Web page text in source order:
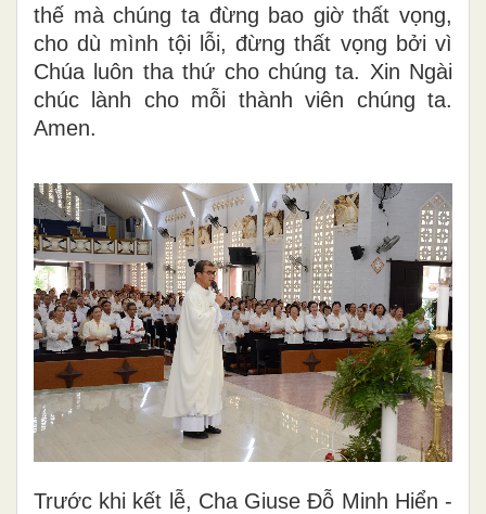
thế mà chúng ta đừng bao giờ thất vọng,
cho dù mình tội lỗi, đừng thất vọng bởi vì
Chúa luôn tha thứ cho chúng ta. Xin Ngài
chúc lành cho mỗi thành viên chúng ta.
Amen.
Trước khi kết lễ, Cha Giuse Đỗ Minh Hiển -